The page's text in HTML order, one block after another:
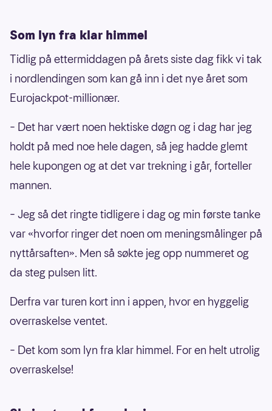
Som lyn fra klar himmel
Tidlig på ettermiddagen på årets siste dag fikk vi tak
i nordlendingen som kan gå inn i det nye året som
Eurojackpot-millionær.
– Det har vært noen hektiske døgn og i dag har jeg
holdt på med noe hele dagen, så jeg hadde glemt
hele kupongen og at det var trekning i går, forteller
mannen.
– Jeg så det ringte tidligere i dag og min første tanke
var «hvorfor ringer det noen om meningsmålinger på
nyttårsaften». Men så søkte jeg opp nummeret og
da steg pulsen litt.
Derfra var turen kort inn i appen, hvor en hyggelig
overraskelse ventet.
– Det kom som lyn fra klar himmel. For en helt utrolig
overraskelse!